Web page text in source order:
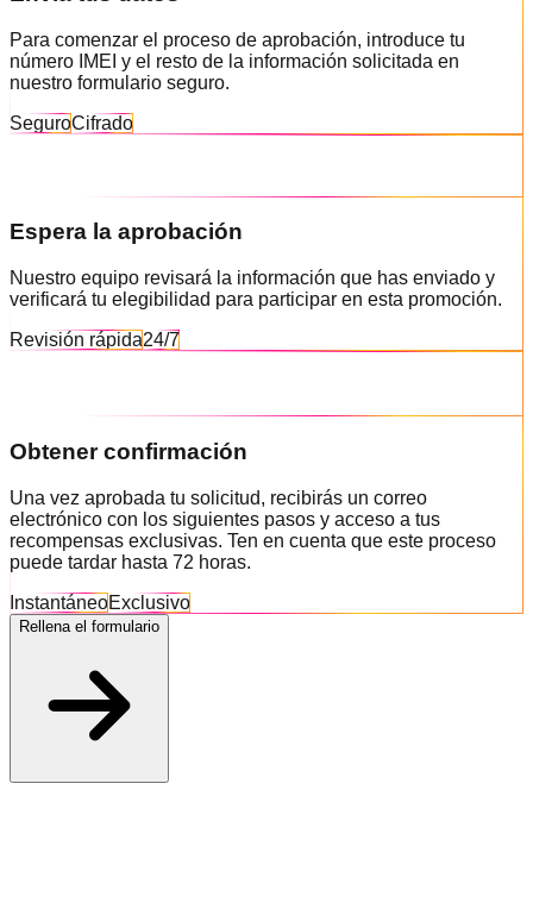
Para comenzar el proceso de aprobación, introduce tu
número IMEI y el resto de la información solicitada en
nuestro formulario seguro.
SeguroCifrado
Espera la aprobación
Nuestro equipo revisará la información que has enviado y
verificará tu elegibilidad para participar en esta promoción.
Revisión rápida24/7
Obtener confirmación
Una vez aprobada tu solicitud, recibirás un correo
electrónico con los siguientes pasos y acceso a tus
recompensas exclusivas. Ten en cuenta que este proceso
puede tardar hasta 72 horas.
InstantáneoExclusivo
Rellena el formulario